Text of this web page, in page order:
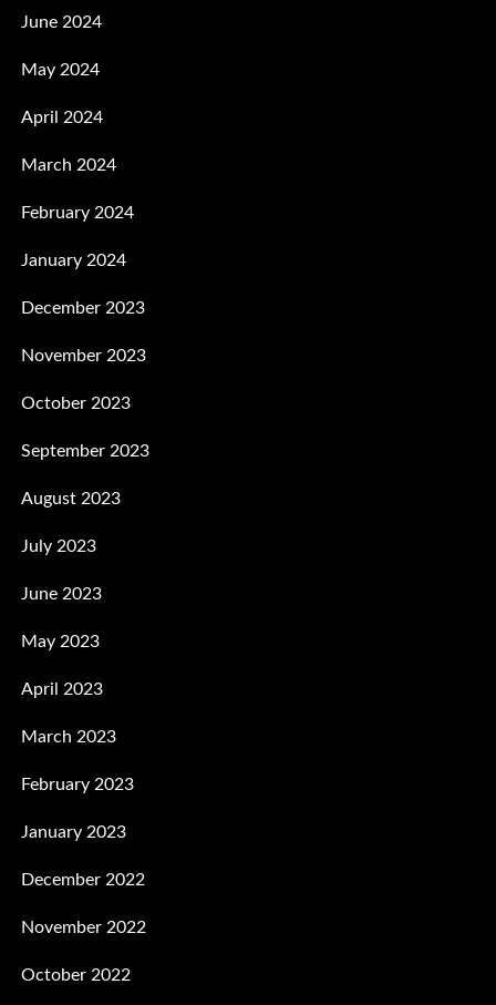
June 2024
May 2024
April 2024
March 2024
February 2024
January 2024
December 2023
November 2023
October 2023
September 2023
August 2023
July 2023
June 2023
May 2023
April 2023
March 2023
February 2023
January 2023
December 2022
November 2022
October 2022